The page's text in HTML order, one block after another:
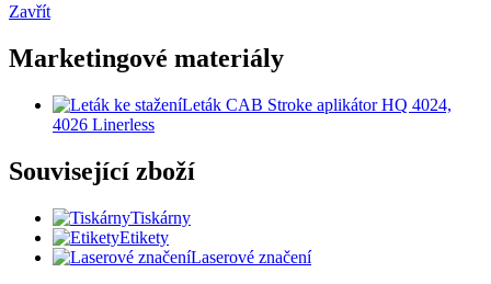
Zavřít
Marketingové materiály
Leták CAB Stroke aplikátor HQ 4024,
4026 Linerless
Související zboží
Tiskárny
Etikety
Laserové značení